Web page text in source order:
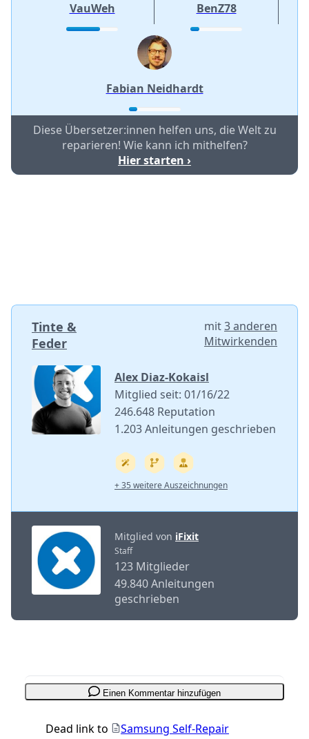
VauWeh BenZ78
Fabian Neidhardt
Diese Übersetzer:innen helfen uns, die Welt zu
reparieren! Wie kann ich mithelfen?
Hier starten ›
Tinte &
Feder
mit3 anderen
Mitwirkenden
Alex Diaz-Kokaisl
Mitglied seit: 01/16/22
246.648 Reputation
1.203 Anleitungen geschrieben
+ 35 weitere Auszeichnungen
Mitglied von iFixit
Staff
123 Mitglieder
49.840 Anleitungen
geschrieben
Einen Kommentar hinzufügen
Dead link to
Samsung Self-Repair